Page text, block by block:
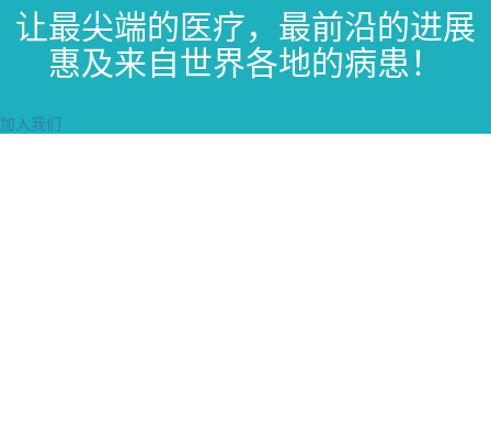
让最尖端的医疗，最前沿的进展
惠及来自世界各地的病患！
加入我们